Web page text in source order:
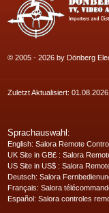
© 2005 - 2026 by Dönberg
Zuletzt Aktualisiert: 01.08.2026
Sprachauswahl:
English: Salora Remote
UK Site in GB£ : Salora
US Site in US$ : Salora
Deutsch: Salora
Français: Salora
Español: Salora controles